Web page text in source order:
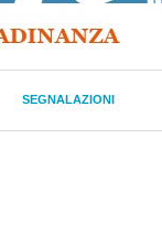
SEGNALAZIONI